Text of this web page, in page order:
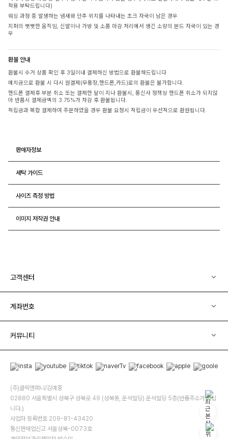
착용 부탁드립니다)
워싱 과정 중 발생하는 냄새와 단추 위치를 나타내는 초크 자국이 남은 경우
지퍼의 뻣뻣한 움직임, 신발이나 가방 및 소품 마감 처리에서 생긴 소량의 본드 자국이 있는 경
우
환불 안내
환불시 수거 상품 확인 후 3일이내 결제하신 방법으로 환불해드립니다
예치금으로 환불 시 다시 원결제(무통장,핸드폰,카드)로의 환불은 불가합니다.
핸드폰 결제후 부분 취소 또는 결제한 달이 지나 환불시, 통신사 정책상 핸드폰 취소가 되지않
아 반품시 결제금액의 3.75%가 차감 후 환불됩니다.
적립금과 복합 결제하여 주문하였을 경우 환불 요청시 적립금이 우선적으로 환원됩니다.
판매자정보
세탁 가이드
사이즈 측정 방법
이미지 저작권 안내
고객센터
계좌번호
커뮤니티
(주)클릭앤퍼니/김예중
02880 서울특별시 성북구 성북로 49 (성북동, 운석빌딩) 운석빌딩 5층(반품주소가 아닙
니다.)
사업자 등록번호 209-81-43420
통신판매업신고 서울성북-0073호